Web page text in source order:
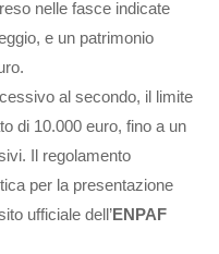
nelle fasce indicate
e un patrimonio
al secondo, il limite
di 10.000 euro, fino a un
Il regolamento
per la presentazione
ufficiale dell’ENPAF